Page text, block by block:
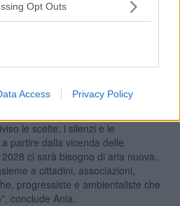
Opt Outs
Access Privacy Policy
per permettere ai giovani di
che resistono e della qualità della
di arredo urbano o alla sistemazione
un nuovo mandato, spiegando che la
le scelte, i silenzi e le
partire dalla vicenda delle
ci sarà bisogno di aria nuova.
a cittadini, associazioni,
progressiste e ambientaliste che
conclude Ania.